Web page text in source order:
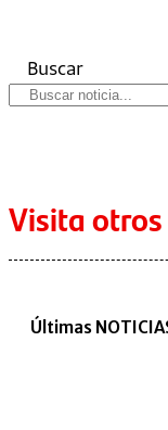
Buscar
Visita
Últimas